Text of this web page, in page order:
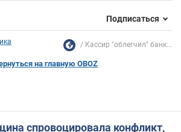
Подписаться
Кассир "облегчил" банк...
на главную OBOZ
спровоцировала конфликт,